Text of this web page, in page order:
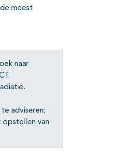
meest
naar
adviseren;
opstellen van